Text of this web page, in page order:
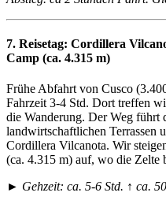
7. Reisetag: Cordillera
Camp (ca. 4.315 m)
Frühe Abfahrt von Cusco
Fahrzeit 3-4 Std. Dort treffen
die Wanderung. Der Weg führt
landwirtschaftlichen Terrassen
Cordillera Vilcanota. Wir
(ca. 4.315 m) auf, wo die Zelte
► Gehzeit: ca. 5-6 Std. ↑ ca.